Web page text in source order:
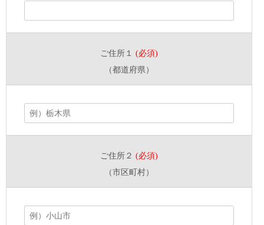
ご住所１ (必須)
（都道府県）
ご住所２ (必須)
（市区町村）